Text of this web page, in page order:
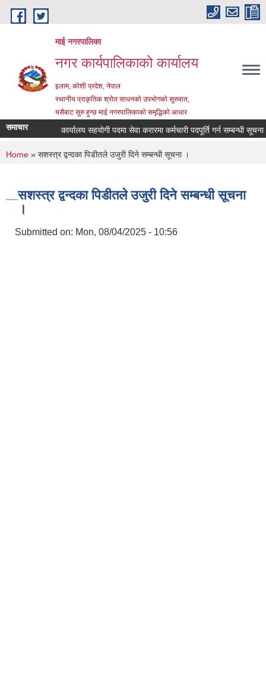
Skip to main content
माई नगरपालिका
नगर कार्यपालिकाको कार्यालय
इलाम, कोशी प्रदेश, नेपाल
स्थानीय प्राकृतिक श्रोत साधनको उपभोगको सुरुवात,
यसैबाट सुरु हुन्छ माई नगरपालिकाको समृद्धिको आधार
समाचार कार्यालय सहयोगी पदमा सेवा करारमा कर्मचारी पदपूर्ति गर्न सम्बन्धी सूचना
You are here
Home » सशस्त्र द्वन्दका पिडीतले उजुरी दिने सम्बन्धी सूचना ।
सशस्त्र द्वन्दका पिडीतले उजुरी दिने सम्बन्धी सूचना
।
Submitted on: Mon, 08/04/2025 - 10:56